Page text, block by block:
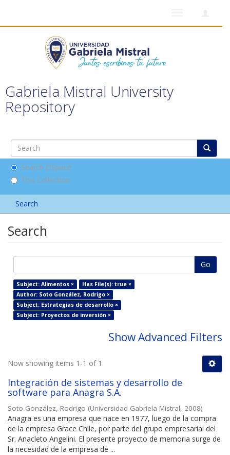
Gabriela Mistral University
Repository
Search DSpace
This Collection
Search
Search
Go
Subject: Alimentos ×
Has File(s): true ×
Author: Soto González, Rodrigo ×
Subject: Estrategias de desarrollo ×
Subject: Proyectos de inversión ×
Show Advanced Filters
Now showing items 1-1 of 1
Integración de sistemas y desarrollo de
software para Anagra S.A.
Soto González, Rodrigo (Universidad Gabriela Mistral, 2008)
Anagra es una empresa que nace en 1977, luego de la compra
de la empresa Grace Chile, por parte del grupo empresarial del
Sr. Anacleto Angelini. El presente proyecto de memoria surge de
la necesidad de la empresa de ...